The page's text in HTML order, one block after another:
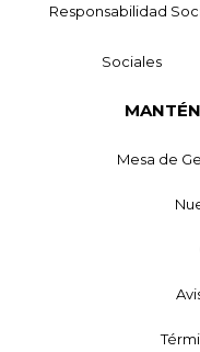
Responsabilidad
Sociales
Mesa de